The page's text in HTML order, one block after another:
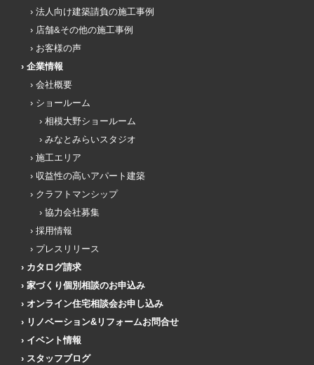
法人向け建築請負の施工事例
店舗&その他の施工事例
お客様の声
企業情報
会社概要
ショールーム
相模大野ショールーム
みなとみらいスタジオ
施工エリア
収益性の高いアパート建築
クラフトマンシップ
協力会社募集
採用情報
プレスリリース
カタログ請求
家づくり個別相談のお申込み
オンライン住宅相談会お申し込み
リノベーション&リフォームお問合せ
イベント情報
スタッフブログ